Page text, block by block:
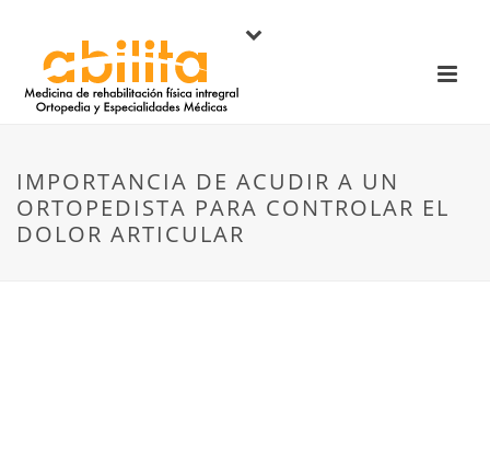
IMPORTANCIA DE ACUDIR A UN
ORTOPEDISTA PARA CONTROLAR EL
DOLOR ARTICULAR